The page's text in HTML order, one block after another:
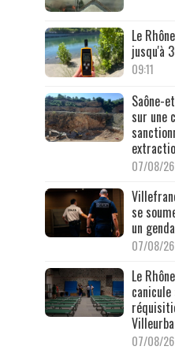
Le
jusqu'à
09:11
Saône-
sur une
07/08/26
se
un
07/08/26
Le
07/08/26